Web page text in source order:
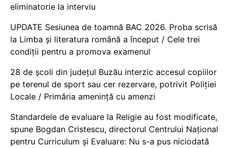
eliminatorie la interviu
UPDATE Sesiunea de toamnă BAC 2026. Proba scrisă
la Limba și literatura română a început / Cele trei
condiții pentru a promova examenul
28 de școli din județul Buzău interzic accesul copiilor
pe terenul de sport sau cer rezervare, potrivit Poliției
Locale / Primăria amenință cu amenzi
Standardele de evaluare la Religie au fost modificate,
spune Bogdan Cristescu, directorul Centrului Național
pentru Curriculum și Evaluare: Nu s-a pus niciodată